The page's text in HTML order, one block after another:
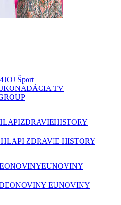
JOJ Šport
NADÁCIA TV
ZDRAVIEHISTORY
ZDRAVIE HISTORY
EUNOVINY
EUNOVINY